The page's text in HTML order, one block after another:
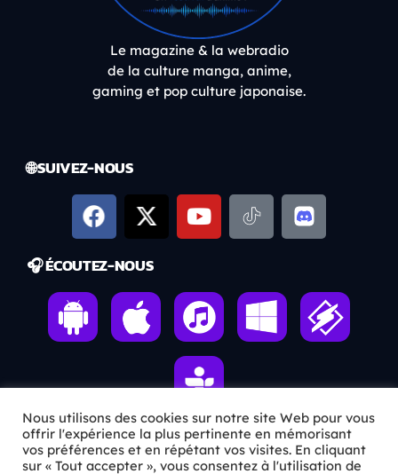
Le magazine & la webradio
de la culture manga, anime,
gaming et pop culture japonaise.
🌐 SUIVEZ-NOUS
🎧 ÉCOUTEZ-NOUS
ℹ️ INFOS PRATIQUES
Nous utilisons des cookies sur notre site Web pour vous
offrir l'expérience la plus pertinente en mémorisant
vos préférences et en répétant vos visites. En cliquant
sur « Tout accepter », vous consentez à l'utilisation de